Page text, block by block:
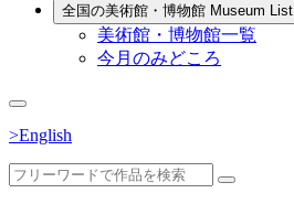
全国の美術館・博物館 Museum List
美術館・博物館一覧
今月のみどころ
>English